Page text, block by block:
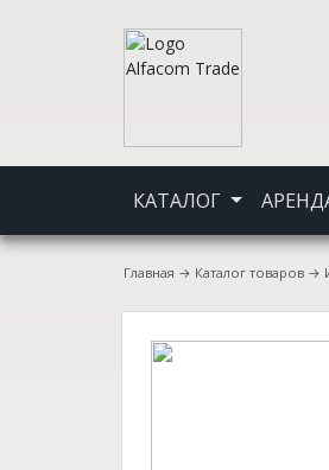
КАТАЛОГ
Главная → Каталог товаров →